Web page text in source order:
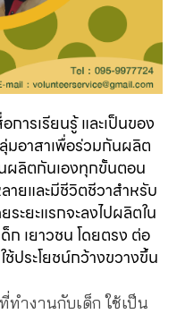
ารเรียนรู้ และเป็นของ
มอาสาเพื่อร่วมกันผลิต
ผลิตกันเองทุกขั้นตอน
ยและมีชีวิตชีวาสำหรับ
ะยะแรกจะลงไปผลิตใน
เยาวชน โดยตรง ต่อ
ประโยชน์กว้างขวางขึ้น
ทำงานกับเด็ก ใช้เป็น